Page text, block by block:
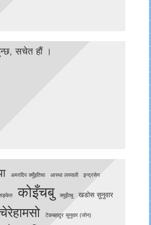
सचेत हाैं ।
अमरदिप क्युँइतिचा आस्था लस्पाली इन्द्रसेन
कोइँचबु क्युइँतबु खडोस सुनुवार
टेकबहादुर सुनुवार (जोन)